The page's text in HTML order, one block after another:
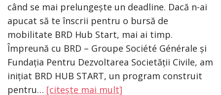
când se mai prelungește un deadline. Dacă n-ai
apucat să te înscrii pentru o bursă de
mobilitate BRD Hub Start, mai ai timp.
Împreună cu BRD – Groupe Société Générale și
Fundația Pentru Dezvoltarea Societății Civile, am
inițiat BRD HUB START, un program construit
pentru… [citește mai mult]